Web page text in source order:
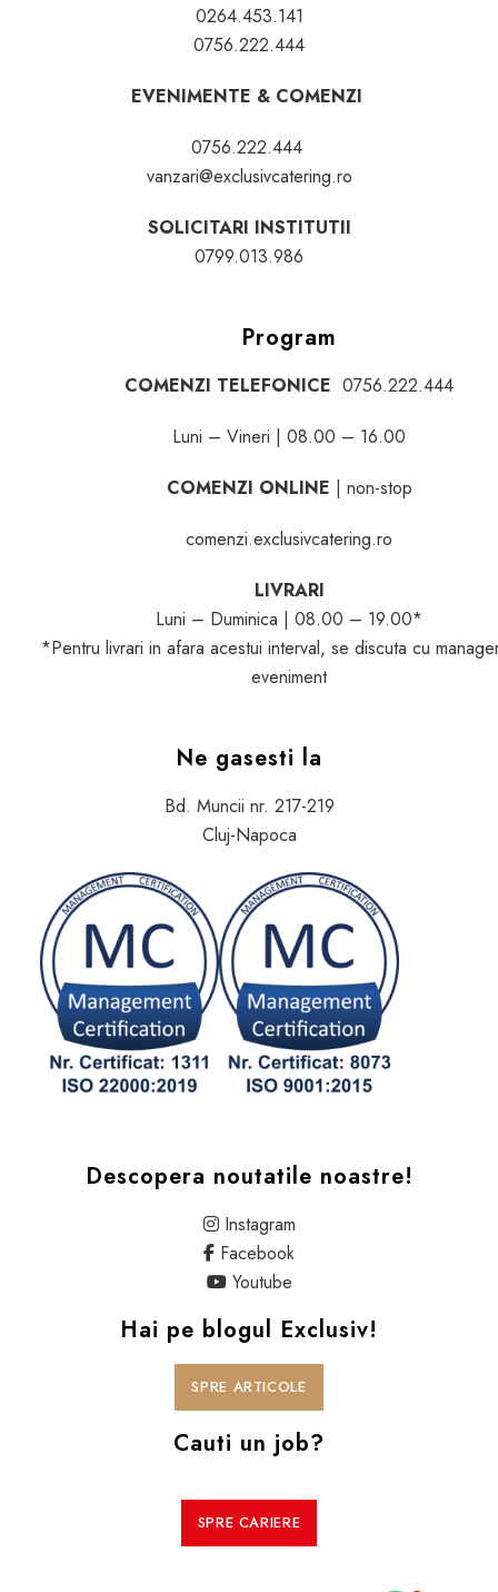
0264.453.141
0756.222.444
EVENIMENTE & COMENZI
0756.222.444
vanzari@exclusivcatering.ro
SOLICITARI INSTITUTII
0799.013.986
Program
COMENZI TELEFONICE0756.222.444
Luni – Vineri | 08.00 – 16.00
COMENZI ONLINE | non-stop
comenzi.exclusivcatering.ro
LIVRARI
Luni – Duminica | 08.00 – 19.00*
*Pentru livrari in afara acestui interval, se discuta cu
eveniment
Ne gasesti la
Bd. Muncii nr. 217-219
Cluj-Napoca
Descopera noutatile noastre!
Instagram
Facebook
Youtube
Hai pe blogul Exclusiv!
SPRE ARTICOLE
Cauti un job?
SPRE CARIERE